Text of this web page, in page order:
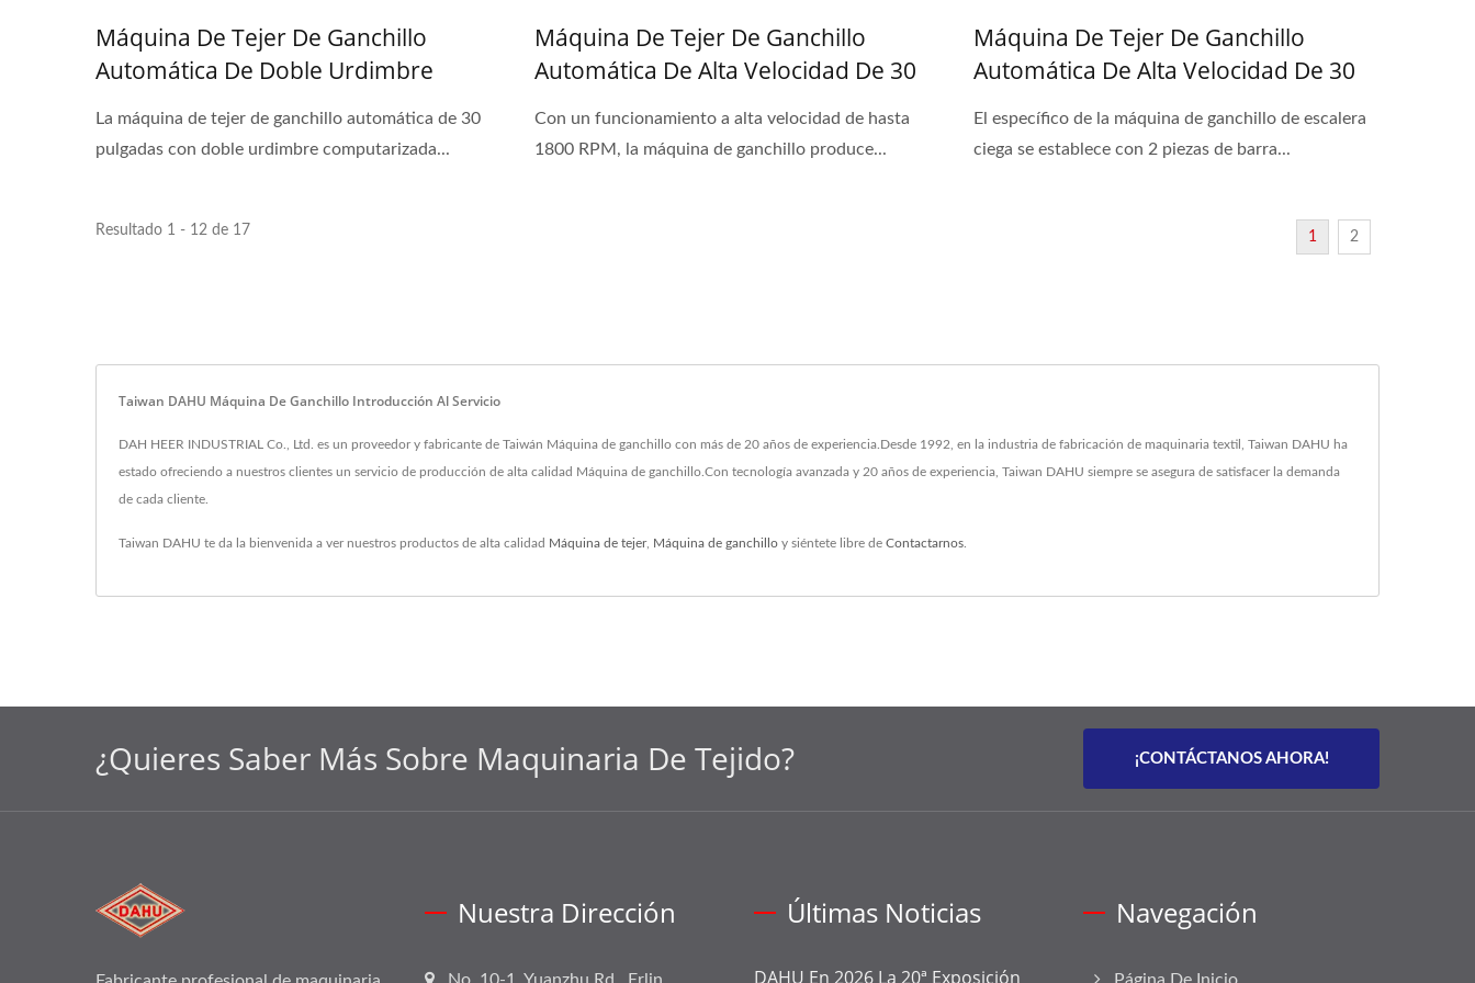
Máquina De Tejer De Ganchillo
Automática De Doble Urdimbre
Computarizada De 30 Pulgadas Para
Hilo Fancy Y Hilo De Plumas
La máquina de tejer de ganchillo automática de 30
pulgadas con doble urdimbre computarizada...
Máquina De Tejer De Ganchillo
Automática De Alta Velocidad De 30
Plumas.
Con un funcionamiento a alta velocidad de hasta
1800 RPM, la máquina de ganchillo produce...
Máquina De Tejer De Ganchillo
Automática De Alta Velocidad De 30
Ciega
El específico de la máquina de ganchillo de escalera
ciega se establece con 2 piezas de barra...
Resultado 1 - 12 de 17 1 2
Taiwan DAHU Máquina De Ganchillo Introducción Al Servicio
DAH HEER INDUSTRIAL Co., Ltd. es un proveedor y fabricante de Taiwán Máquina de ganchillo con más de 20 años de experiencia.Desde 1992, en la industria de fabricación de maquinaria textil, Taiwan DAHU ha
estado ofreciendo a nuestros clientes un servicio de producción de alta calidad Máquina de ganchillo.Con tecnología avanzada y 20 años de experiencia, Taiwan DAHU siempre se asegura de satisfacer la demanda
de cada cliente.
Taiwan DAHU te da la bienvenida a ver nuestros productos de alta calidad Máquina de tejer, Máquina de ganchillo y siéntete libre de Contactarnos
¿Quieres Saber Más Sobre Maquinaria De Tejido? ¡CONTÁCTANOS AHORA!
Nuestra Dirección Últimas Noticias
DAHU En 2026 La 20ª Exposición
Navegación